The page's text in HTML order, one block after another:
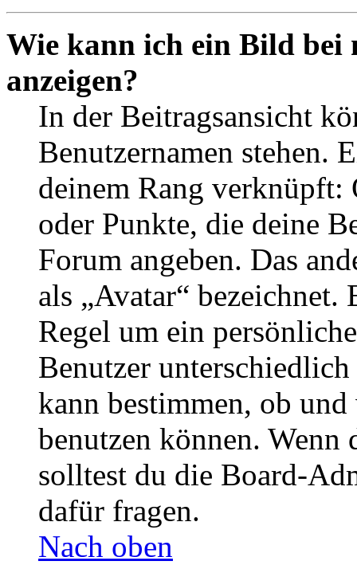
Wie kann ich ein Bild bei
anzeigen?
In der Beitragsansicht
Benutzernamen stehen.
deinem Rang verknüpft:
oder Punkte, die deine
Forum angeben. Das
als „Avatar“
Regel um ein
Benutzer
kann bestimmen, ob
benutzen können. Wenn
solltest du die Board-
dafür fragen.
Nach oben